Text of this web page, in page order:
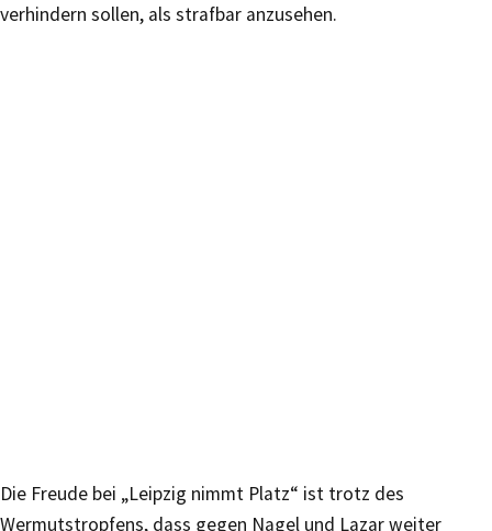
verhindern sollen, als strafbar anzusehen.
Die Freude bei „Leipzig nimmt Platz“ ist trotz des
Wermutstropfens, dass gegen Nagel und Lazar weiter